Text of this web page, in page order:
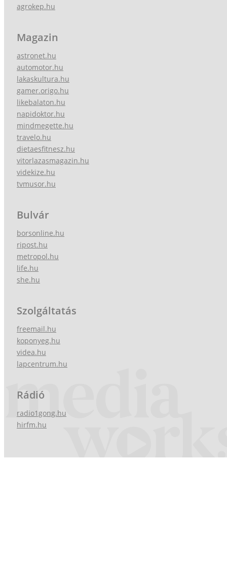
agrokep.hu
Magazin
astronet.hu
automotor.hu
lakaskultura.hu
gamer.origo.hu
likebalaton.hu
napidoktor.hu
mindmegette.hu
travelo.hu
dietaesfitnesz.hu
vitorlazasmagazin.hu
videkize.hu
tvmusor.hu
Bulvár
borsonline.hu
ripost.hu
metropol.hu
life.hu
she.hu
Szolgáltatás
freemail.hu
koponyeg.hu
videa.hu
lapcentrum.hu
Rádió
radio1gong.hu
hirfm.hu